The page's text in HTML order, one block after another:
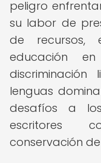
peligro
su labor de
de
educación
lenguas
desafíos a
escritores
conservación